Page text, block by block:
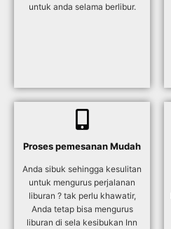
untuk anda selama berlibur.
Proses pemesanan Mudah
Anda sibuk sehingga kesulitan
untuk mengurus perjalanan
liburan ? tak perlu khawatir,
Anda tetap bisa mengurus
liburan di sela kesibukan Inn